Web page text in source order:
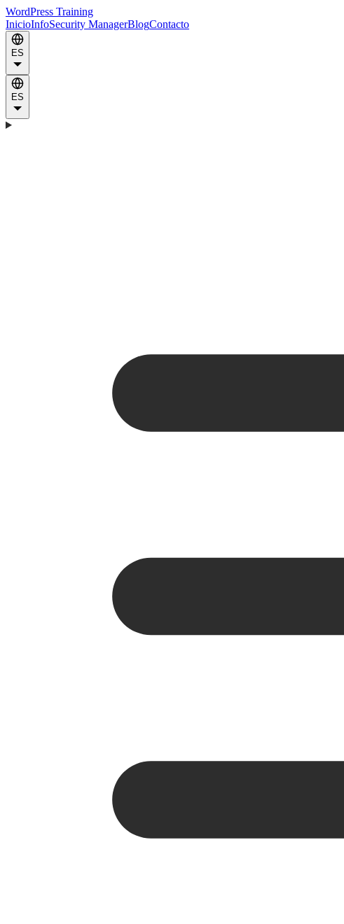
WordPress Training
InicioInfoSecurity ManagerBlogContacto
ES
ES